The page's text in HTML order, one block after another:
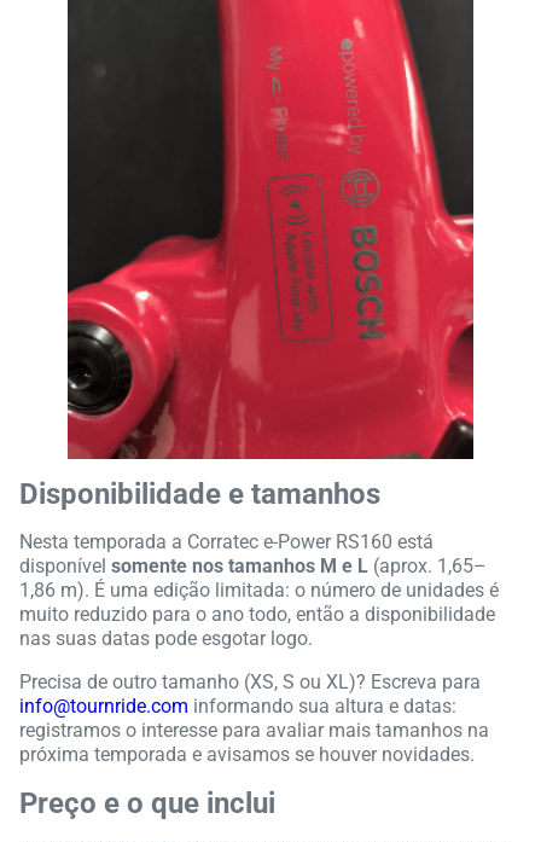
Disponibilidade e tamanhos
Nesta temporada a Corratec e-Power RS160 está
disponível somente nos tamanhos M e L (aprox. 1,65–
1,86 m). É uma edição limitada: o número de unidades é
muito reduzido para o ano todo, então a disponibilidade
nas suas datas pode esgotar logo.
Precisa de outro tamanho (XS, S ou XL)? Escreva para
info@tournride.com informando sua altura e datas:
registramos o interesse para avaliar mais tamanhos na
próxima temporada e avisamos se houver novidades.
Preço e o que inclui